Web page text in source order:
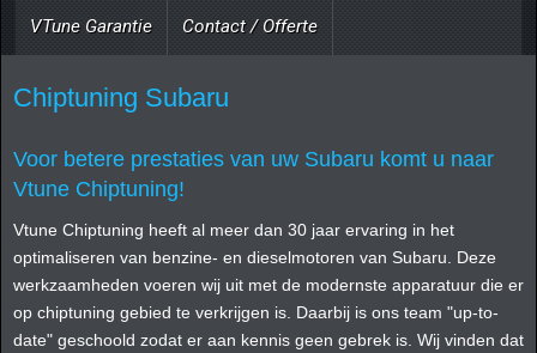
VTune Garantie Contact / Offerte
Chiptuning Subaru
Voor betere prestaties van uw Subaru komt u naar
Vtune Chiptuning!
Vtune Chiptuning heeft al meer dan 30 jaar ervaring in het
optimaliseren van benzine- en dieselmotoren van Subaru. Deze
werkzaamheden voeren wij uit met de modernste apparatuur die er
op chiptuning gebied te verkrijgen is. Daarbij is ons team "up-to-
date" geschoold zodat er aan kennis geen gebrek is. Wij vinden dat